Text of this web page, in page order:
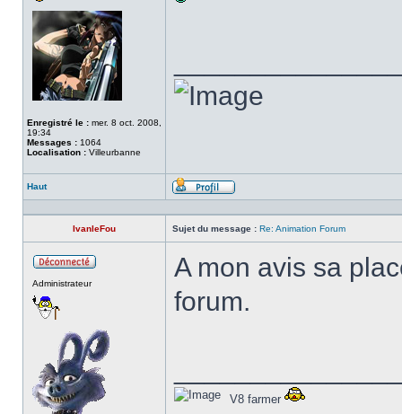
Enregistré le : mer. 8 oct. 2008,
19:34
Messages : 1064
Localisation : Villeurbanne
Haut
Profil
IvanleFou Sujet du message : Re: Animation Forum
Administrateur
A mon avis sa
forum.
V8 farmer